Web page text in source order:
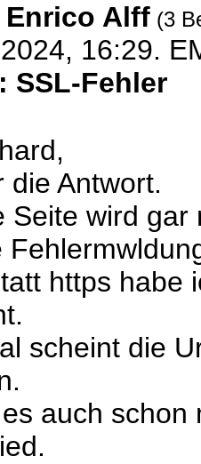
Enrico Alff (3
16:29.
SSL-Fehler
die Antwort.
Seite wird
https habe
scheint die
auch schon